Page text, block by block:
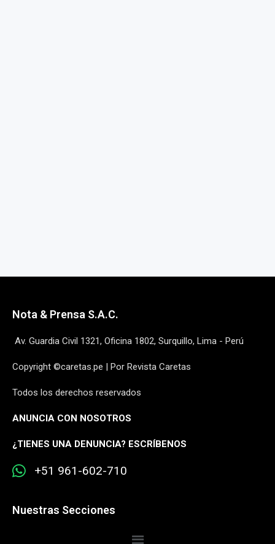
Nota & Prensa S.A.C.
Av. Guardia Civil 1321, Oficina 1802, Surquillo, Lima - Perú
Copyright ©caretas.pe | Por Revista Caretas
Todos los derechos reservados
ANUNCIA CON NOSOTROS
¿TIENES UNA DENUNCIA? ESCRÍBENOS
+51 961-602-710
Nuestras Secciones